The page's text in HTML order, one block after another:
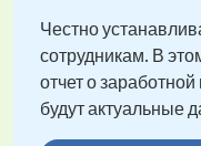
Честно
сотрудникам. В
отчет о
будут актуальные